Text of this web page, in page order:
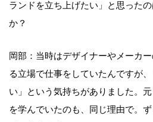
ランドを立ち上げたい」と思った
か？
岡部：当時はデザイナーやメーカ
る立場で仕事をしていたんですが
い」という気持ちがありました。
を学んでいたのも、同じ理由で。